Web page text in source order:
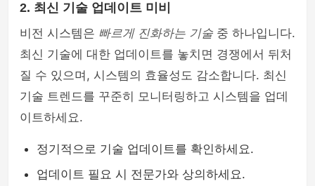
2. 최신 기술 업데이트 미비
비전 시스템은 빠르게 진화하는 기술 중 하나입니다.
최신 기술에 대한 업데이트를 놓치면 경쟁에서 뒤처
질 수 있으며, 시스템의 효율성도 감소합니다. 최신
기술 트렌드를 꾸준히 모니터링하고 시스템을 업데
이트하세요.
정기적으로 기술 업데이트를 확인하세요.
업데이트 필요 시 전문가와 상의하세요.